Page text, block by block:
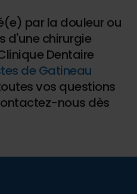
par la douleur ou
d'une chirurgie
Dentaire
de Gatineau
vos questions
nous dès